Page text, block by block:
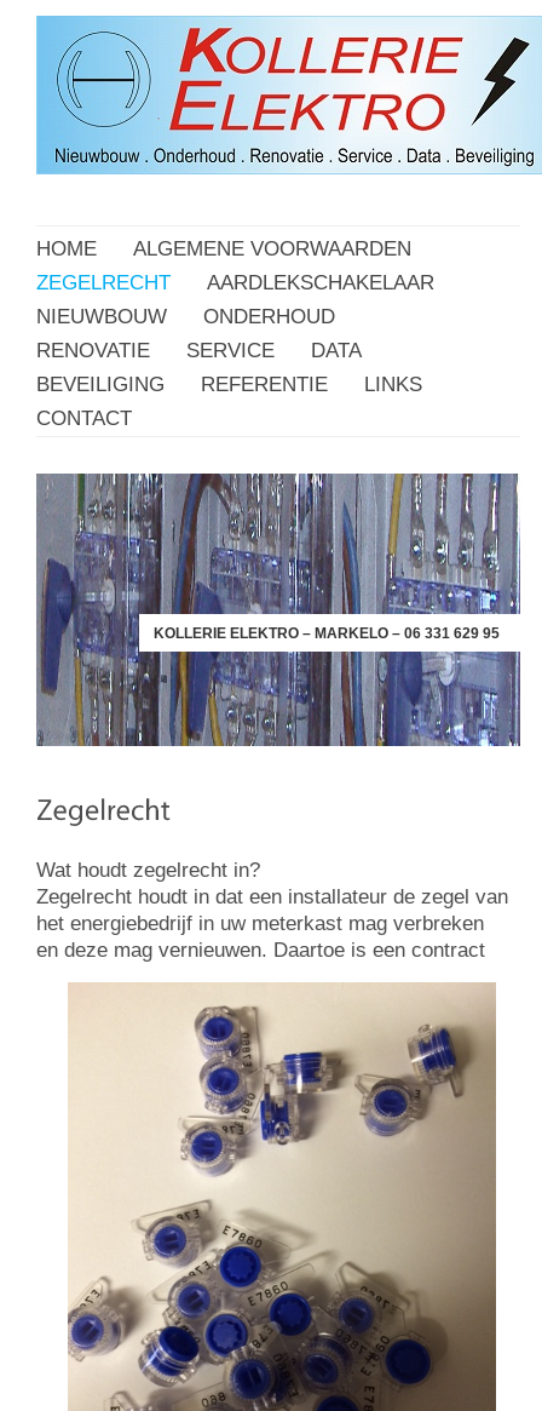
HOME
ALGEMENE VOORWAARDEN
ZEGELRECHT
AARDLEKSCHAKELAAR
NIEUWBOUW
ONDERHOUD
RENOVATIE
SERVICE
DATA
BEVEILIGING
REFERENTIE
LINKS
CONTACT
KOLLERIE ELEKTRO – MARKELO – 06 331 629 95
Wat houdt zegelrecht in?
Zegelrecht houdt in dat een installateur de zegel van
het energiebedrijf in uw meterkast mag verbreken
en deze mag vernieuwen. Daartoe is een contract